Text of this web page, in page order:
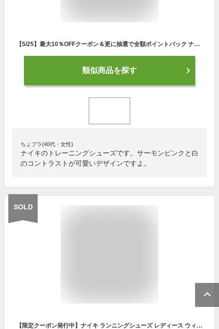
【5/25】最大10％OFFクーポン＆更に抽選で全額ポイントバック ナイキ ウィメンズ エア ズーム ライバル フライ 3 CT2406601 レディース 陸上/ランニング ランニングシューズ : サーモンピンク×ホワイト NIKE
類似商品を探す
ちょプラ(40代・女性)
ナイキのトレーニングシューズです。サーモンピンクと白
のコントラストが可愛いデザインですよ。
SOLD
【限定クーポン発行中】ナイキ ランニングシューズ レディース ウィメンズ ジュニパー トレイル NIKE WMNS JUNIPER TRAIL CW3809 スニーカー シューズ ローカット ブランド カジュアル シンプル トレーニング マラソン ランニング ジョギング ジム 誕生日 プレゼント ギフト